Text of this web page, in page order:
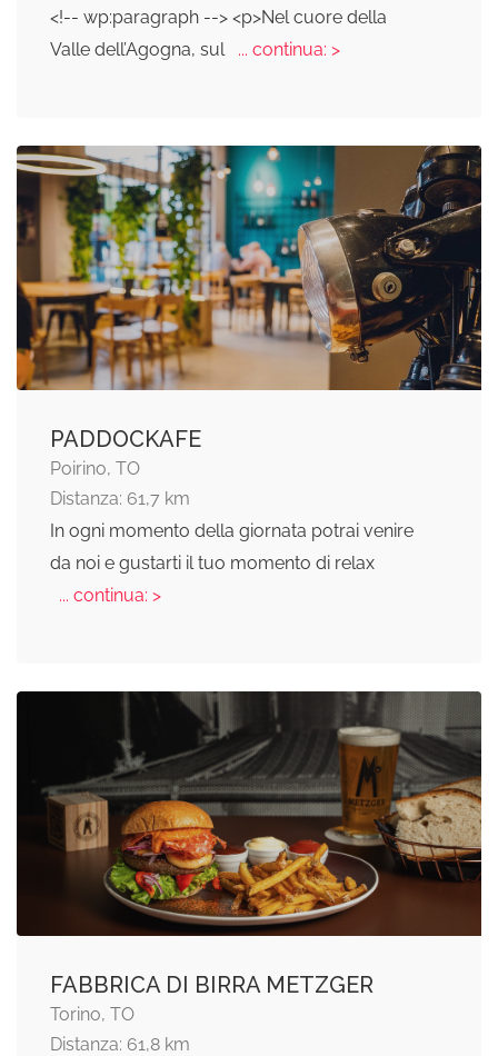
<!-- wp:paragraph --> <p>Nel cuore della
Valle dell’Agogna, sul
... continua: >
PADDOCKAFE
Poirino, TO
Distanza: 61,7 km
In ogni momento della giornata potrai venire
da noi e gustarti il tuo momento di relax
... continua: >
FABBRICA DI BIRRA METZGER
Torino, TO
Distanza: 61,8 km